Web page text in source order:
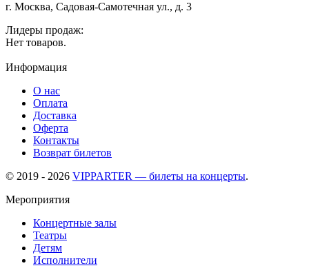
г. Москва, Садовая-Самотечная ул., д. 3
Лидеры продаж:
Нет товаров.
Информация
О нас
Оплата
Доставка
Оферта
Контакты
Возврат билетов
© 2019 - 2026 VIPPARTER — билеты на концерты.
Мероприятия
Концертные залы
Театры
Детям
Исполнители